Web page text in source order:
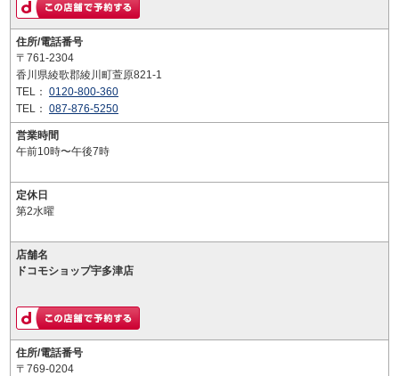
住所/電話番号
〒761-2304
香川県綾歌郡綾川町萱原821-1
TEL： 0120-800-360
TEL： 087-876-5250
営業時間
午前10時〜午後7時
定休日
第2水曜
店舗名
ドコモショップ宇多津店
住所/電話番号
〒769-0204